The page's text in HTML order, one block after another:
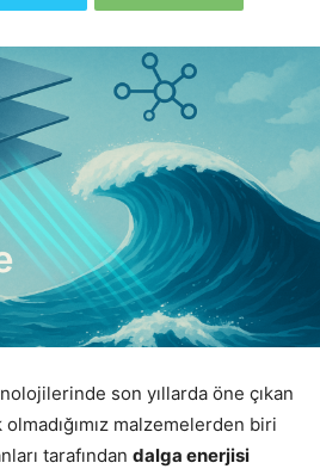
son yıllarda öne çıkan
olmadığımız malzemelerden biri
tarafından dalga enerjisi